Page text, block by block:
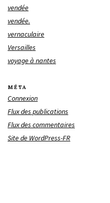
vendée
vendée.
vernaculaire
Versailles
voyage à nantes
MÉTA
Connexion
Flux des publications
Flux des commentaires
Site de WordPress-FR